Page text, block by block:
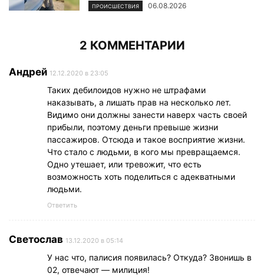
ПРОИСШЕСТВИЯ 06.08.2026
2 КОММЕНТАРИИ
Андрей 12.12.2020 в 23:05
Таких дебилоидов нужно не штрафами
наказывать, а лишать прав на несколько лет.
Видимо они должны занести наверх часть своей
прибыли, поэтому деньги превыше жизни
пассажиров. Отсюда и такое восприятие жизни.
Что стало с людьми, в кого мы превращаемся.
Одно утешает, или тревожит, что есть
возможность хоть поделиться с адекватными
людьми.
Ответить
Светослав 13.12.2020 в 05:14
У нас что, палисия появилась? Откуда? Звонишь в
02, отвечают — милиция!